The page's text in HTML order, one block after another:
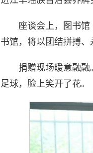
座谈会上，图书
书馆，将以团结拼搏、
捐赠现场暖意融
足球，脸上笑开了花。